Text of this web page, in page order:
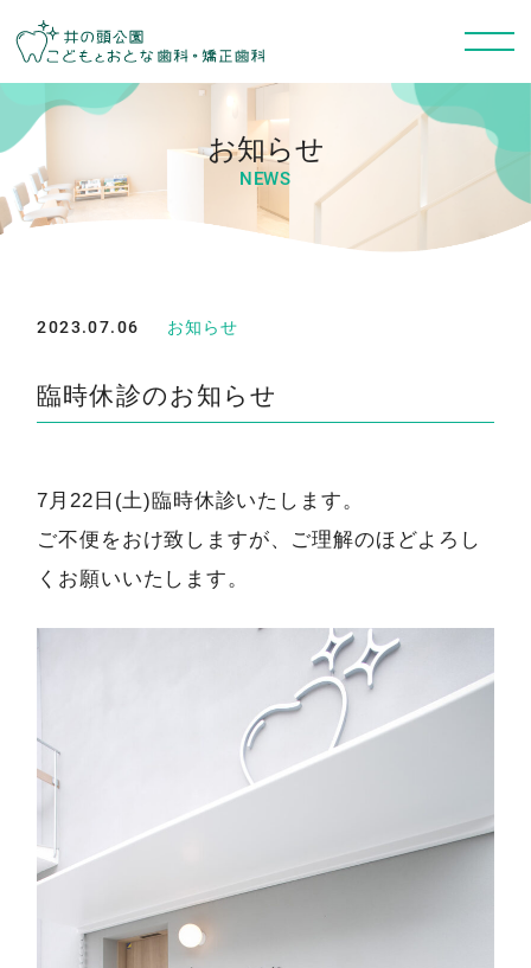
お知らせ
NEWS
2023.07.06 お知らせ
臨時休診のお知らせ
7月22日(土)臨時休診いたします。
ご不便をおけ致しますが、ご理解のほどよろし
くお願いいたします。